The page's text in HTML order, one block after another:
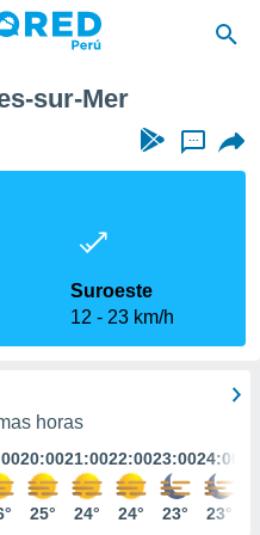
sur-Mer
...
Suroeste
12
23 km/h
horas
20:00
25°
21:00
24°
22:00
24°
23:00
23°
24:00
23°